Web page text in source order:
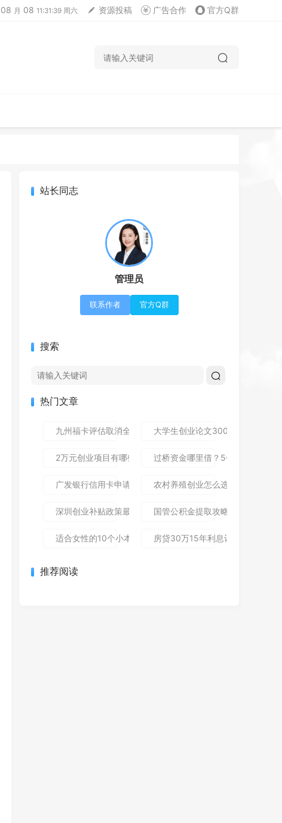
08 月 08 11:31:39 周六 资源投稿 广告合作 官方Q群
站长同志
管理员
联系作者 官方Q群
搜索
热门文章
九州福卡评估取消全攻略：避免自动扣费守护理财资金
大学生创业论文3000字写作指南
2万元创业项目有哪些？10个小本生意推荐，低成本也能赚大
过桥资金哪里借？5个靠谱渠道及
广发银行信用卡申请攻略：用消费返现和积分理财省出第一
农村养殖创业怎么选？这5个低成
深圳创业补贴政策最新解读：这些福利别错过！
国管公积金提取攻略：手把手教你
适合女性的10个小本创业项目 低成本高回报轻松当老板
房贷30万15年利息计算与理财规
推荐阅读